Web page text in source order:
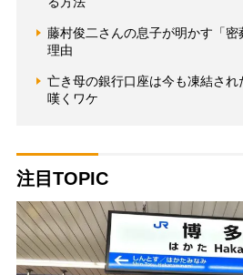
藤村俊二さんの息子が明かす「
理由
亡き母の銀行口座は今も凍結さ
嘆くワケ
注目TOPIC